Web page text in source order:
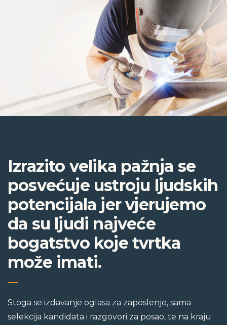
Izrazito velika pažnja se
posvećuje ustroju ljudskih
potencijala jer vjerujemo
da su ljudi najveće
bogatstvo koje tvrtka
može imati.
Stoga se izdavanje oglasa za zaposlenje, sama
selekcija kandidata i razgovori za posao, te na kraju